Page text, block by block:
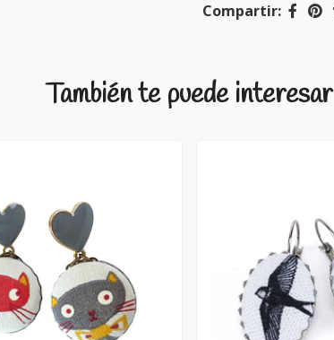
Compartir:
También te puede interesar